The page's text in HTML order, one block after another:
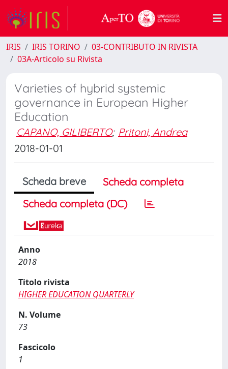
IRIS IRIS TORINO
03-CONTRIBUTO IN RIVISTA
03A-Articolo su Rivista
Varieties of hybrid systemic
governance in European Higher
Education
CAPANO, GILIBERTO; Pritoni, Andrea
2018-01-01
Scheda breve
Scheda completa
Scheda completa (DC)
Anno
2018
Titolo rivista
HIGHER EDUCATION QUARTERLY
N. Volume
73
Fascicolo
1